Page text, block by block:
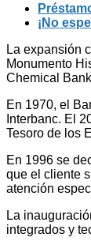
¡No
La expansión
Monumento
Chemical
En 1970, el
Interbanc. El
Tesoro de los
En 1996 se
que el cliente
atención
La
integrados y